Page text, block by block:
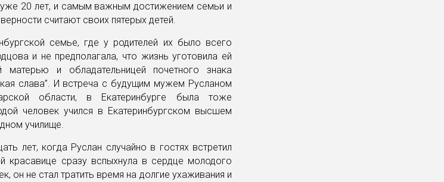
уже 20 лет, и самым важным достижением семьи и
считают своих пятерых детей.
семье, где у родителей их было всего
и не предполагала, что жизнь уготовила ей
матерью и обладательницей почетного знака
слава”. И встреча с будущим мужем Русланом
области, в Екатеринбурге была тоже
человек учился в Екатеринбургском высшем
училище.
лет, когда Руслан случайно в гостях встретил
сразу вспыхнула в сердце молодого
он не стал тратить время на долгие ухаживания и